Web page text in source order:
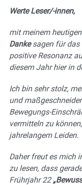
Werte Leser/-innen,
mit meinem
Dankesagen für das
positive Resonanz
diesem Jahr hier in
Ich bin sehr stolz,
und
Bewegungs-
vermitteln zu
jahrelangem Leiden.
Daher freut es mich
zu lesen, dass
Frührjahr 22